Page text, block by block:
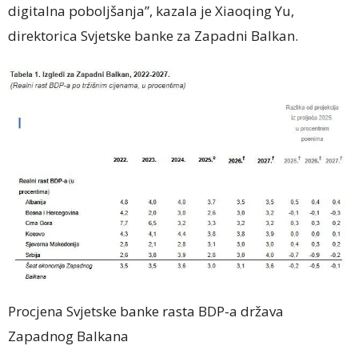
digitalna poboljšanja”, kazala je Xiaoqing Yu,
direktorica Svjetske banke za Zapadni Balkan.
Procjena Svjetske banke rasta BDP-a država
Zapadnog Balkana